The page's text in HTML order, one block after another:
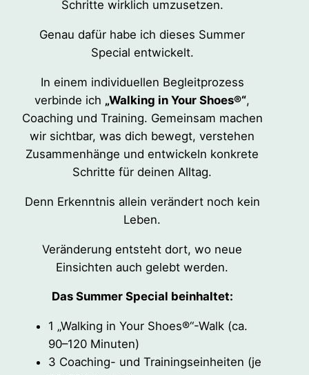
Schritte wirklich umzusetzen.
Genau dafür habe ich dieses Summer
Special entwickelt.
In einem individuellen Begleitprozess
verbinde ich „Walking in Your Shoes®“,
Coaching und Training. Gemeinsam machen
wir sichtbar, was dich bewegt, verstehen
Zusammenhänge und entwickeln konkrete
Schritte für deinen Alltag.
Denn Erkenntnis allein verändert noch kein
Leben.
Veränderung entsteht dort, wo neue
Einsichten auch gelebt werden.
Das Summer Special beinhaltet:
1 „Walking in Your Shoes®“-Walk (ca.
90–120 Minuten)
3 Coaching- und Trainingseinheiten (je